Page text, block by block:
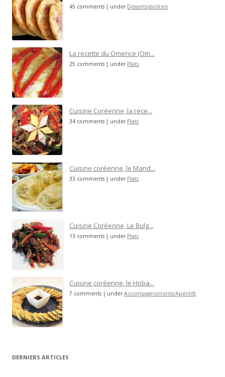
45 comments | under Desserts/goûters
La recette du Omerice (Om...
25 comments | under Plats
Cuisine Coréenne, la rece...
34 comments | under Plats
Cuisine coréenne, le Mand...
33 comments | under Plats
Cuisine Coréenne, Le Bulg...
13 comments | under Plats
Cuisine coréenne, le Hoba...
7 comments | underAccompagnements/Apéritifs
DERNIERS ARTICLES